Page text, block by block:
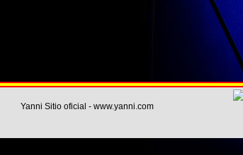
Yanni Sitio oficial - www.yanni.com